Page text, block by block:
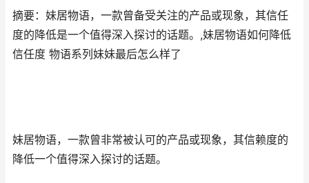
摘要：妹居物语，一款曾备受关注的产品或现象，其信任
度的降低是一个值得深入探讨的话题。,妹居物语如何降低
信任度 物语系列妹妹最后怎么样了
妹居物语，一款曾非常被认可的产品或现象，其信赖度的
降低一个值得深入探讨的话题。